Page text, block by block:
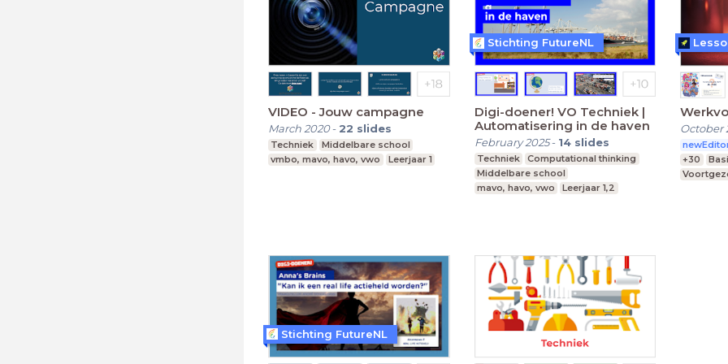
VIDEO - Jouw campagne
March 2020- 22 slides
Techniek
Middelbare school
vmbo, mavo, havo, vwo
Leerjaar 1
Digi-doener! VO Techniek |
Automatisering in de haven
February 2025- 14 slides
Techniek
Computational thinking
Middelbare school
mavo, havo, vwo
Leerjaar 1,2
Stichting FutureNL
October
+30
Stichting FutureNL